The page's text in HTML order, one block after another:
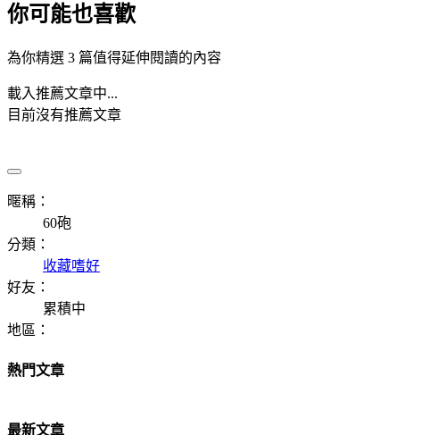
你可能也喜歡
為你精選 3 篇值得延伸閱讀的內容
載入推薦文章中...
目前沒有推薦文章
暱稱：
60砲
分類：
收藏嗜好
好友：
累積中
地區：
熱門文章
最新文章